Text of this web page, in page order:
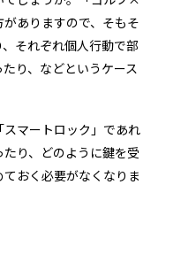
ありますので、そもそ
それぞれ個人行動で部
り、などというケース
マートロック」であれ
り、どのように鍵を受
おく必要がなくなりま